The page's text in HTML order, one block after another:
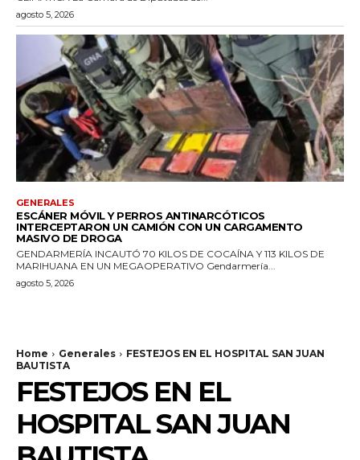
agosto 5, 2026
GENERALES
ESCÁNER MÓVIL Y PERROS ANTINARCÓTICOS
INTERCEPTARON UN CAMIÓN CON UN CARGAMENTO
MASIVO DE DROGA
GENDARMERÍA INCAUTÓ 70 KILOS DE COCAÍNA Y 113 KILOS DE
MARIHUANA EN UN MEGAOPERATIVO Gendarmería...
agosto 5, 2026